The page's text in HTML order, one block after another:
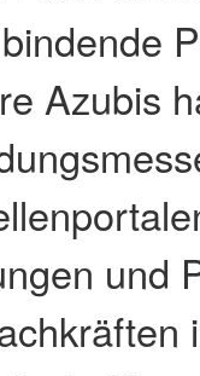
Azubis
und